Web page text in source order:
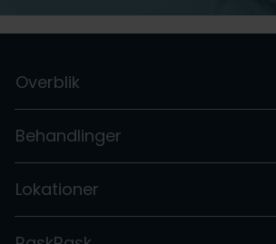
Overblik
Behandlinger
Lokationer